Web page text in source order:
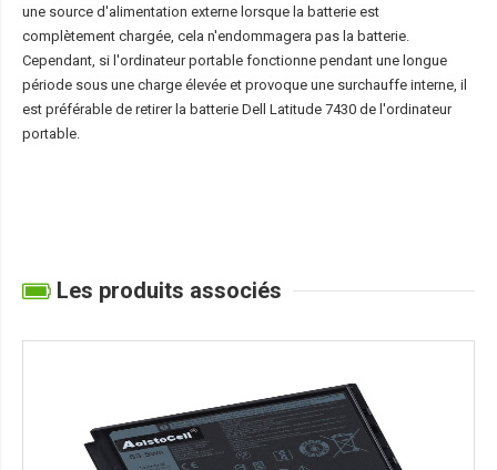
une source d'alimentation externe lorsque la batterie est
complètement chargée, cela n'endommagera pas la batterie.
Cependant, si l'ordinateur portable fonctionne pendant une longue
période sous une charge élevée et provoque une surchauffe interne, il
est préférable de retirer la batterie Dell Latitude 7430 de l'ordinateur
portable.
Les produits associés